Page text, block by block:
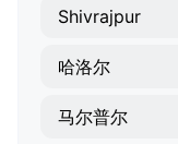
Shivrajpur
哈洛尔
马尔普尔